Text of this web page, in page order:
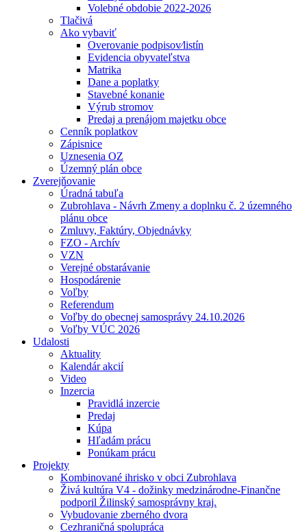
Volebné obdobie 2022-2026
Tlačivá
Ako vybaviť
Overovanie podpisov⁄listín
Evidencia obyvateľstva
Matrika
Dane a poplatky
Stavebné konanie
Výrub stromov
Predaj a prenájom majetku obce
Cenník poplatkov
Zápisnice
Uznesenia OZ
Územný plán obce
Zverejňovanie
Úradná tabuľa
Zubrohlava - Návrh Zmeny a doplnku č. 2 územného
plánu obce
Zmluvy, Faktúry, Objednávky
FZO - Archív
VZN
Verejné obstarávanie
Hospodárenie
Voľby
Referendum
Voľby do obecnej samosprávy 24.10.2026
Voľby VÚC 2026
Udalosti
Aktuality
Kalendár akcií
Video
Inzercia
Pravidlá inzercie
Predaj
Kúpa
Hľadám prácu
Ponúkam prácu
Projekty
Kombinované ihrisko v obci Zubrohlava
Živá kultúra V4 - dožinky medzinárodne-Finančne
podporil Žilinský samosprávny kraj.
Vybudovanie zberného dvora
Cezhraničná spolupráca